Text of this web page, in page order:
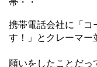
帯・・
携帯電話会社に「コ
す！」とクレーマー
願いをしたことだっ